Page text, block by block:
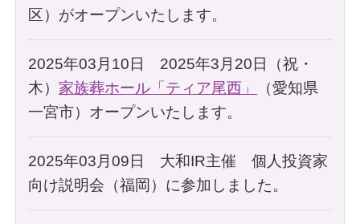
区）がオープンいたします。
2025年03月10日 2025年3月20日（祝・
木） 家族葬ホール「ティア尾西」
（愛知県
一宮市）オープンいたします。
2025年03月09日 大和IR主催 個人投資家
向け説明会（福岡）に参加しました。